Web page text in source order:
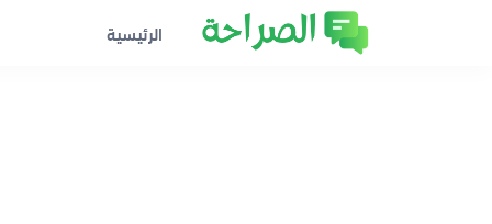
الرئيسية